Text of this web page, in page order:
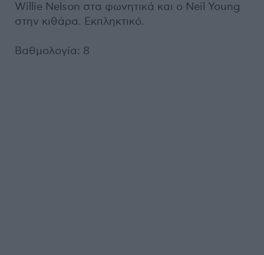
Willie Nelson στα φωνητικά και ο Neil Young
στην κιθάρα. Εκπληκτικό.
Βαθμολογία: 8